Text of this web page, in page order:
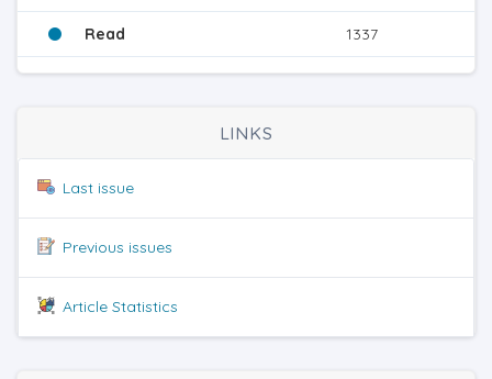
Read 1337
LINKS
Last issue
Previous issues
Article Statistics